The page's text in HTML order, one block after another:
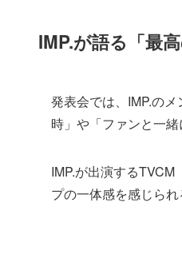
IMP.が語る「最
発表会では、IMP.の
時」や「ファンと一
IMP.が出演する
プの一体感を感じら